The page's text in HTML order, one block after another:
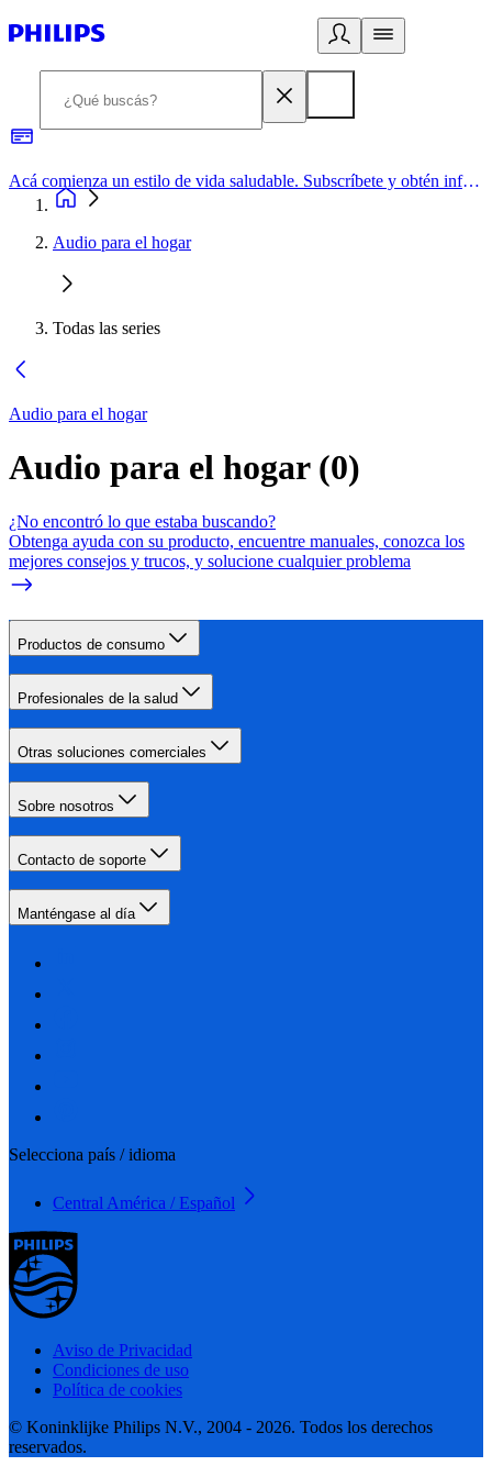
Acá comienza un estilo de vida saludable. Subscríbete y obtén información de primera mano
Audio para el hogar
Todas las series
Audio para el hogar
Audio para el hogar(0)
¿No encontró lo que estaba buscando?
Obtenga ayuda con su producto, encuentre manuales, conozca los
mejores consejos y trucos, y solucione cualquier problema
Productos de consumo
Profesionales de la salud
Otras soluciones comerciales
Sobre nosotros
Contacto de soporte
Manténgase al día
Selecciona país / idioma
Central América / Español
Aviso de Privacidad
Condiciones de uso
Política de cookies
© Koninklijke Philips N.V., 2004 - 2026. Todos los derechos
reservados.